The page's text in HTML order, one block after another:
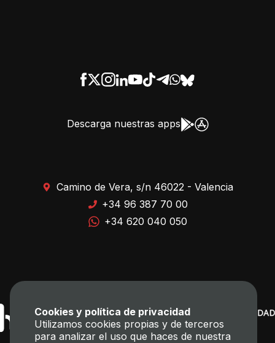
Descarga nuestras apps
Camino de Vera, s/n 46022 - Valencia
+34 96 387 70 00
+34 620 040 050
Cookies y política de privacidad
Utilizamos cookies propias y de terceros
para analizar el uso que haces de nuestra